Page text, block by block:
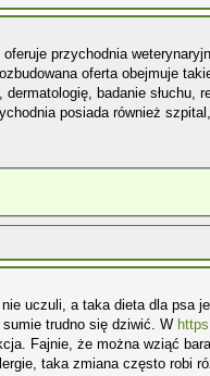
przychodnia
oferta obejmuje
badanie słuchu,
posiada również
uczuli, a taka dieta dla psa
trudno się dziwić. W
Fajnie, że można wziąć
taka zmiana często robi